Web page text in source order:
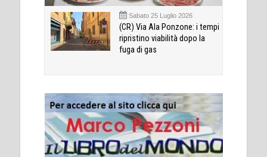
Sabato 25 Luglio 2026
(CR) Via Ala Ponzone: i tempi
ripristino viabilità dopo la
fuga di gas